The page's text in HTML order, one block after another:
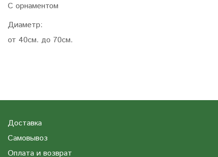
С орнаментом
Диаметр:
от 40см. до 70см.
Доставка
Самовывоз
Оплата и возврат